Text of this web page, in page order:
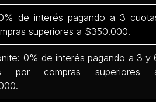
de interés pagando a 3
superiores a $350.000.
0% de interés pagando a 3 y
por compras superiores